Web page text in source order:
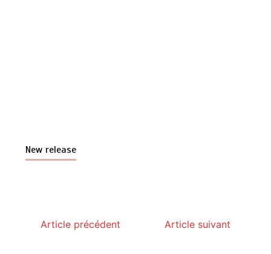
New release
Article précédent Article suivant